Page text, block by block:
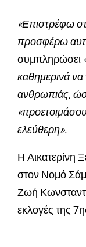
«Επιστρέφω
προσφέρω
συμπληρώσει
καθημερινά
ανθρωπιάς,
ελεύθερη».
Η Αικατερίνη
στον Νομό
Ζωή
εκλογές της